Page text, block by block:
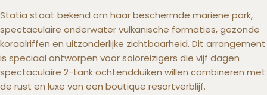
Statia staat bekend om haar beschermde mariene park,
spectaculaire onderwater vulkanische formaties, gezonde
koraalriffen en uitzonderlijke zichtbaarheid. Dit arrangement
is speciaal ontworpen voor soloreizigers die vijf dagen
spectaculaire 2-tank ochtendduiken willen combineren met
de rust en luxe van een boutique resortverblijf.